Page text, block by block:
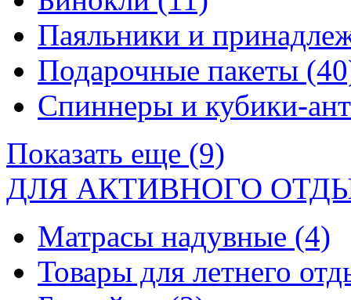
Паяльники и
Подарочные пакеты
Спиннеры и кубики-
Показать еще (9)
ДЛЯ АКТИВНОГО
Матрасы надувные (4)
Товары для летнего